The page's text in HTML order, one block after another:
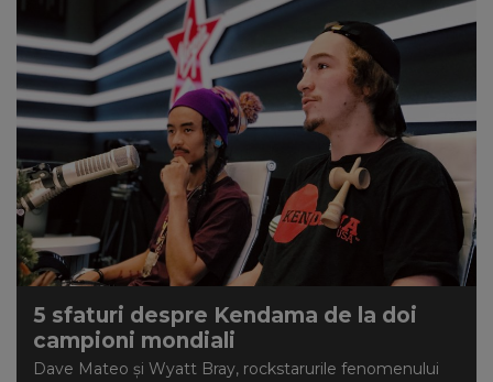
5 sfaturi despre Kendama de la doi
campioni mondiali
Dave Mateo și Wyatt Bray, rockstarurile fenomenului